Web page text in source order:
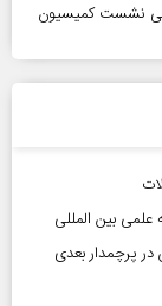
نشست کمیسیون
بین المللی
در پرچمدار بعدی